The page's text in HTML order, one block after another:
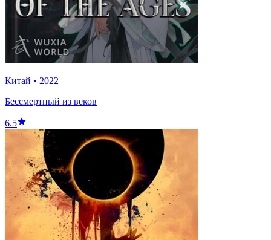
Китай • 2022
Бессмертный из веков
6.5